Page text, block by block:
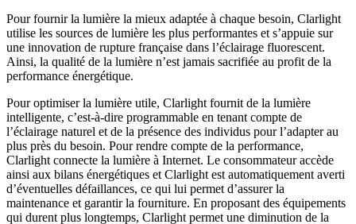
Pour fournir la lumière la mieux adaptée à chaque besoin, Clarlight
utilise les sources de lumière les plus performantes et s’appuie sur
une innovation de rupture française dans l’éclairage fluorescent.
Ainsi, la qualité de la lumière n’est jamais sacrifiée au profit de la
performance énergétique.
Pour optimiser la lumière utile, Clarlight fournit de la lumière
intelligente, c’est-à-dire programmable en tenant compte de
l’éclairage naturel et de la présence des individus pour l’adapter au
plus près du besoin. Pour rendre compte de la performance,
Clarlight connecte la lumière à Internet. Le consommateur accède
ainsi aux bilans énergétiques et Clarlight est automatiquement averti
d’éventuelles défaillances, ce qui lui permet d’assurer la
maintenance et garantir la fourniture. En proposant des équipements
qui durent plus longtemps, Clarlight permet une diminution de la